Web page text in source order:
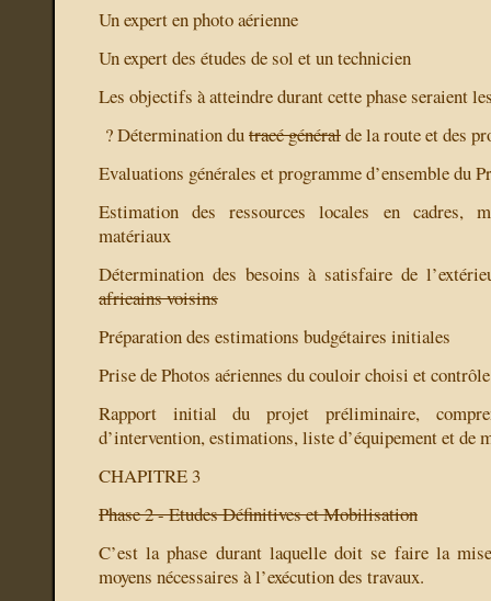
Un expert en photo aérienne
Un expert des études de sol et un technicien
Les objectifs à atteindre durant cette phase seraient
?Détermination dutracé généralde la route et des
Evaluations générales et programme d’ensemble du
Estimation des ressources locales en cadres,
matériaux
Détermination des besoins à satisfaire de
africains voisins
Préparation des estimations budgétaires initiales
Prise de Photos aériennes du couloir choisi et
Rapport initial du projet préliminaire,
d’intervention, estimations, liste d’équipement et de
CHAPITRE 3
Phase 2 - Etudes Définitives et Mobilisation
C’est la phase durant laquelle doit se faire la
moyens nécessaires à l’exécution des travaux.